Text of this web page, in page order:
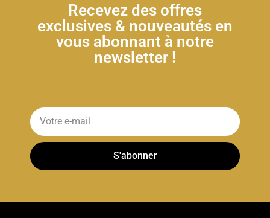
Recevez des offres
exclusives & nouveautés en
vous abonnant à notre
newsletter !
S'abonner